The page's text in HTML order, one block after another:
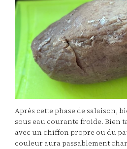
Après cette phase de salaison,
sous eau courante froide. Bien
avec un chiffon propre ou du
couleur aura passablement